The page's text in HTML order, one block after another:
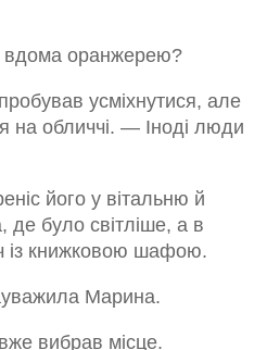
вдома оранжерею?
усміхнутися, але
на обличчі. — Іноді люди
його у вітальню й
де було світліше, а в
із книжковою шафою.
Марина.
вибрав місце.